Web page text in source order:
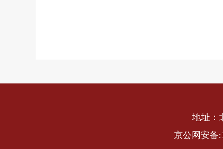
地址：
京公网安备